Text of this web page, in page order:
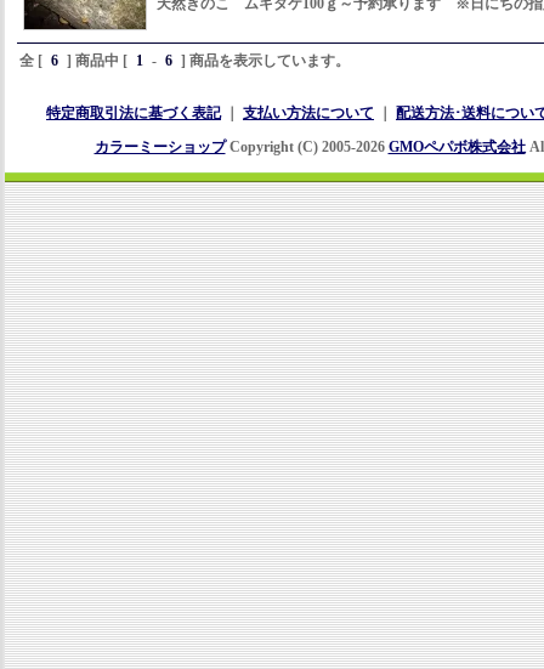
天然きのこ ムキタケ100ｇ～予約承ります ※日にちの指
全 [ 6 ] 商品中 [ 1 - 6 ] 商品を表示しています。
特定商取引法に基づく表記｜ 支払い方法について
配送方法･送料につい
カラーミーショップCopyright (C) 2005-2026 GMOペパボ株式会社All